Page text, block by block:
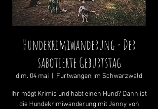
Hundekrimiwanderung - Der
sabotierte Geburtstag
dim. 04 mai Furtwangen im Schwarzwald
Ihr mögt Krimis und habt einen Hund? Dann ist
die Hundekrimiwanderung mit Jenny von